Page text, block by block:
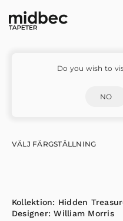
Oxford Union –
Kollektion: Hidden
Designer:William Morris
VÄLJ FÄRGSTÄLLNING
Do you wish to
NO